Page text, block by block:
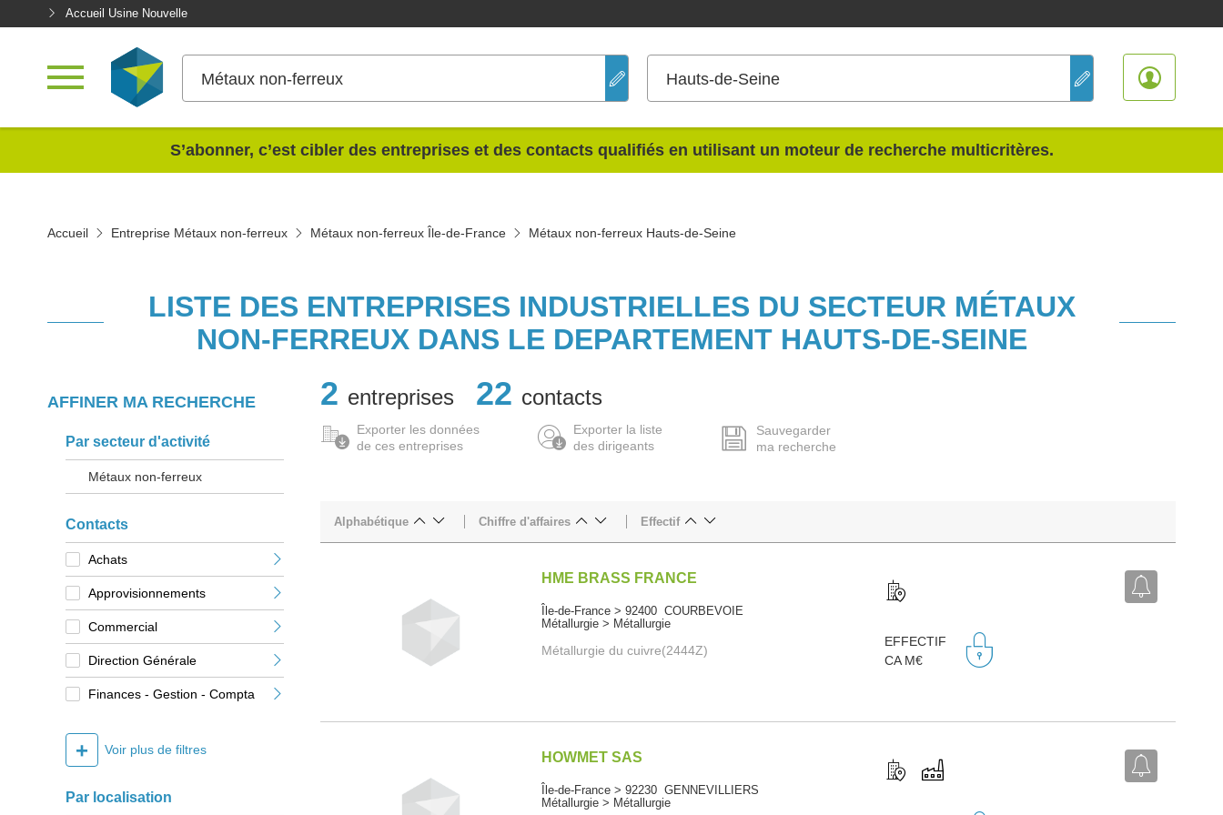
Accueil Usine Nouvelle
Métaux non-ferreux Hauts-de-Seine
S’abonner, c’est cibler des entreprises et des contacts qualifiés en utilisant un moteur de recherche multicritères.
Accueil Entreprise Métaux non-ferreux Métaux non-ferreux Île-de-France Métaux non-ferreux Hauts-de-Seine
LISTE DES ENTREPRISES INDUSTRIELLES DU SECTEUR MÉTAUX
NON-FERREUX DANS LE DEPARTEMENT HAUTS-DE-SEINE
AFFINER MA RECHERCHE
Par secteur d'activité
Métaux non-ferreux
Contacts
Achats
Approvisionnements
Commercial
Direction Générale
Finances - Gestion - Compta
+ Voir plus de filtres
Par localisation
2 entreprises 22 contacts
Exporter les données
de ces entreprises
Exporter la liste
des dirigeants
Sauvegarder
ma recherche
Alphabétique Chiffre d'affaires Effectif
HME BRASS FRANCE
Île-de-France > 92400 COURBEVOIE
Métallurgie > Métallurgie
Métallurgie du cuivre(2444Z)
EFFECTIF
CA M€
HOWMET SAS
Île-de-France > 92230 GENNEVILLIERS
Métallurgie > Métallurgie